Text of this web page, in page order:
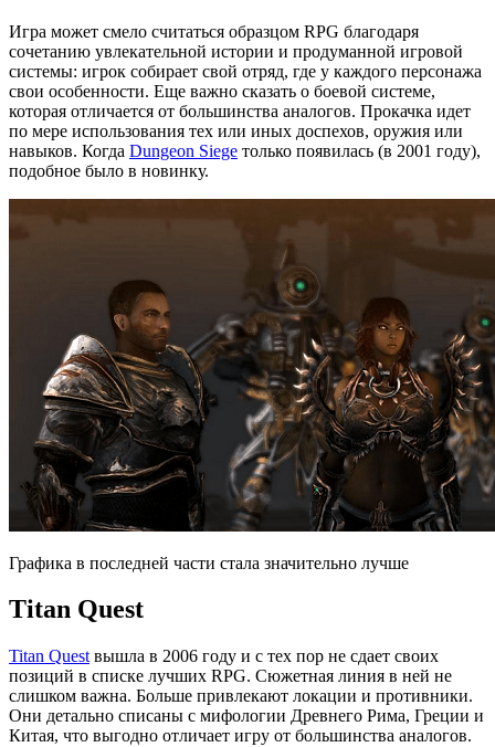
Игра может смело считаться образцом RPG благодаря
сочетанию увлекательной истории и продуманной игровой
системы: игрок собирает свой отряд, где у каждого персонажа
свои особенности. Еще важно сказать о боевой системе,
которая отличается от большинства аналогов. Прокачка идет
по мере использования тех или иных доспехов, оружия или
навыков. Когда Dungeon Siege только появилась (в 2001 году),
подобное было в новинку.
Графика в последней части стала значительно лучше
Titan Quest
Titan Quest вышла в 2006 году и с тех пор не сдает своих
позиций в списке лучших RPG. Сюжетная линия в ней не
слишком важна. Больше привлекают локации и противники.
Они детально списаны с мифологии Древнего Рима, Греции и
Китая, что выгодно отличает игру от большинства аналогов.